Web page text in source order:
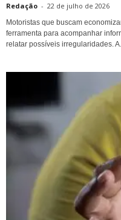
Redação - 22 de julho de 2026
Motoristas que buscam
ferramenta para acompanhar
relatar possíveis irregularidades. A...